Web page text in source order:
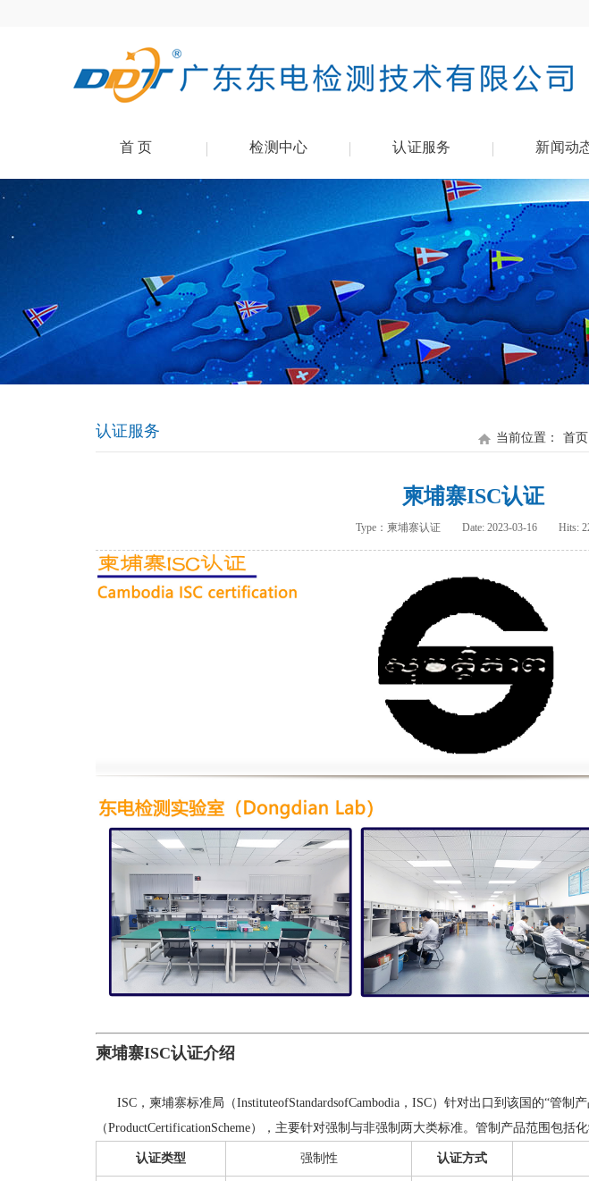
首 页 检测中心 认证服务 新闻动
当前位置： 首页
认证服务
柬埔寨ISC认证
Type：柬埔寨认证 Date: 2023-03-16 Hits:
柬埔寨ISC认证介绍
ISC，柬埔寨标准局（InstituteofStandardsofCambodia，ISC）针对出口到该国的“管制
（ProductCertificationScheme），主要针对强制与非强制两大类标准。管制产品范围包括
认证类型 强制性 认证方式